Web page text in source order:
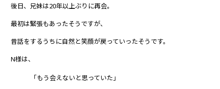
後日、兄妹は20年以上ぶりに再会。
最初は緊張もあったそうですが、
昔話をするうちに自然と笑顔が戻っていったそうです。
N様は、
「もう会えないと思っていた」